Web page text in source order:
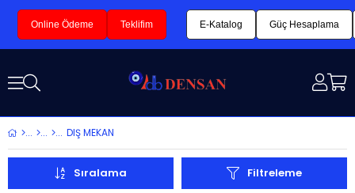
Online Ödeme Teklifim E-Katalog Güç Hesaplama
DIŞ MEKAN
Filtreleme
Sıralama